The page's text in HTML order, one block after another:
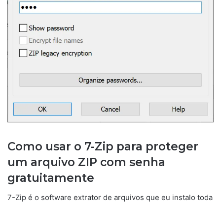
Como usar o 7-Zip para proteger
um arquivo ZIP com senha
gratuitamente
7-Zip é o software extrator de arquivos que eu instalo toda